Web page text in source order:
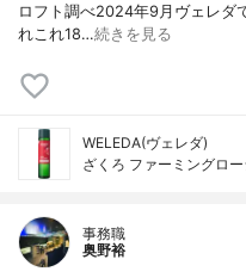
ロフト調べ2024年9月ヴェレダ
れこれ18…続きを見る
WELEDA(ヴェレダ)
ざくろ ファーミングロ
事務職
奥野裕